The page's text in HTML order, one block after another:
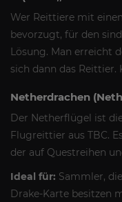
Wer Reittiere mit
bevorzugt, für den
Lösung. Man erreicht
sich dann das Reittier.
Netherdrachen
Der Netherflügel ist
Flugreittier aus TBC.
der auf Questreihen
Ideal für: Sammler,
Drake-Karte besitzen